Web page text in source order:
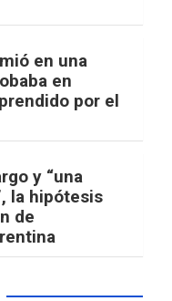
en una
en
por el
y “una
la hipótesis
de